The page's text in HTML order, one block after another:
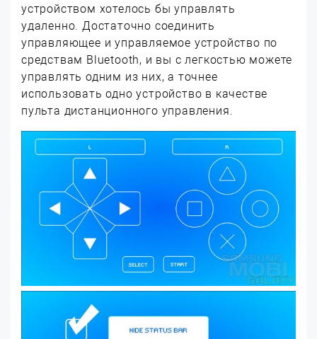
устройством хотелось бы управлять
удаленно. Достаточно соединить
управляющее и управляемое устройство по
средствам Bluetooth, и вы с легкостью можете
управлять одним из них, а точнее
использовать одно устройство в качестве
пульта дистанционного управления.